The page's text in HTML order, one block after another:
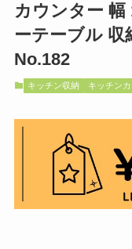
カウンター 幅
ーテーブル 収
No.182
キッチン収納 キッチン